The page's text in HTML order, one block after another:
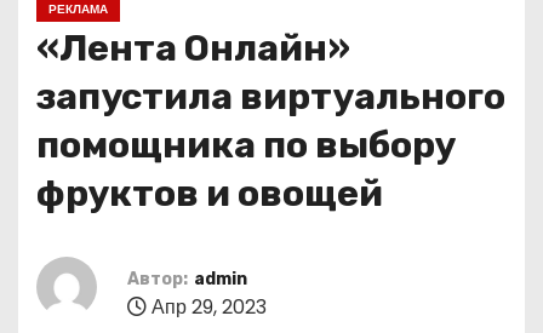
РЕКЛАМА
«Лента Онлайн»
запустила виртуального
помощника по выбору
фруктов и овощей
Автор: admin
Апр 29, 2023